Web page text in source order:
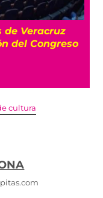
de Veracruz
del Congreso
cultura